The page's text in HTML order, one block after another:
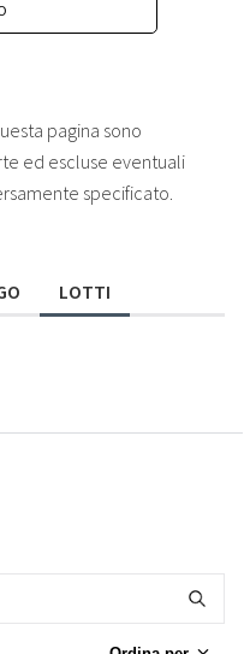
pagina sono
ed escluse eventuali
specificato.
LOTTI